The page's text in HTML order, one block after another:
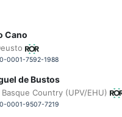
Cano
0001-7592-1988
de Bustos
Country (UPV/EHU)
0001-9507-7219